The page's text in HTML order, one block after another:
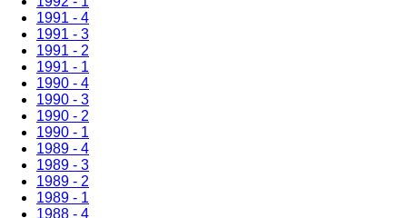
1991 - 4
1991 - 3
1991 - 2
1991 - 1
1990 - 4
1990 - 3
1990 - 2
1990 - 1
1989 - 4
1989 - 3
1989 - 2
1989 - 1
1988 - 4